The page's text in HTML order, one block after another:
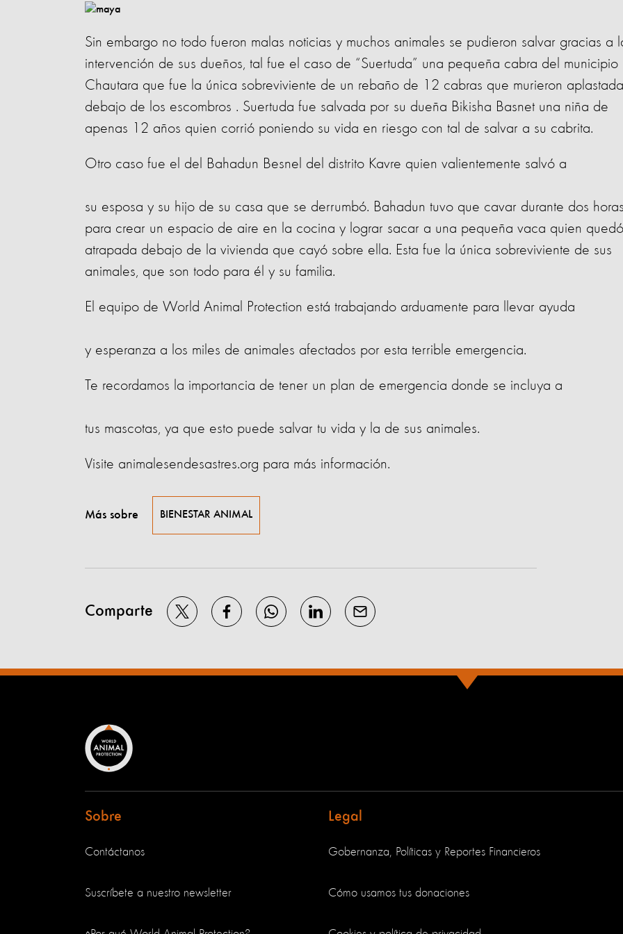
Sin embargo no todo fueron malas noticias y muchos animales se pudieron salvar gracias a
intervención de sus dueños, tal fue el caso de “Suertuda” una pequeña cabra del municipio
Chautara que fue la única sobreviviente de un rebaño de 12 cabras que murieron
debajo de los escombros . Suertuda fue salvada por su dueña Bikisha Basnet una niña de
apenas 12 años quien corrió poniendo su vida en riesgo con tal de salvar a su cabrita.
Otro caso fue el del Bahadun Besnel del distrito Kavre quien valientemente salvó a
su esposa y su hijo de su casa que se derrumbó. Bahadun tuvo que cavar durante dos
para crear un espacio de aire en la cocina y lograr sacar a una pequeña vaca quien quedó
atrapada debajo de la vivienda que cayó sobre ella. Esta fue la única sobreviviente de sus
animales, que son todo para él y su familia.
El equipo de World Animal Protection está trabajando arduamente para llevar ayuda
y esperanza a los miles de animales afectados por esta terrible emergencia.
Te recordamos la importancia de tener un plan de emergencia donde se incluya a
tus mascotas, ya que esto puede salvar tu vida y la de sus animales.
Visite animalesendesastres.org para más información.
Más sobre BIENESTAR ANIMAL
Comparte
Sobre
Contáctanos
Suscríbete a nuestro newsletter
Legal
Gobernanza, Políticas y Reportes Financieros
Cómo usamos tus donaciones